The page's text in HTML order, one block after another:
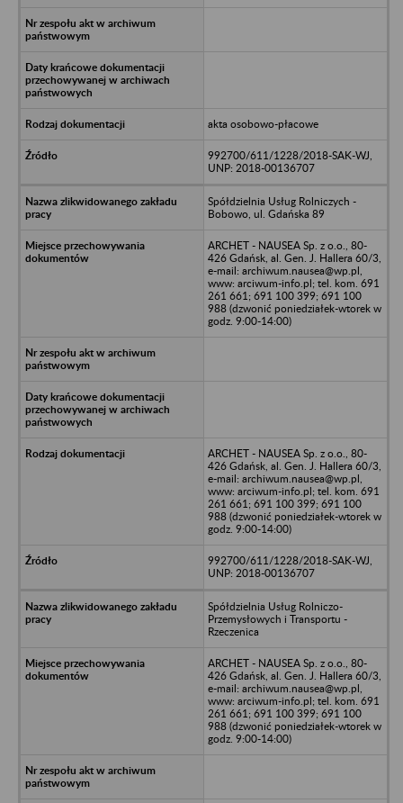
akta osobowo-płacowe
992700/611/1228/2018-SAK-WJ,
UNP: 2018-00136707
Spółdzielnia Usług Rolniczych -
Bobowo, ul. Gdańska 89
ARCHET - NAUSEA Sp. z o.o., 80-
426 Gdańsk, al. Gen. J. Hallera 60/3,
e-mail: archiwum.nausea@wp.pl,
www: arciwum-info.pl; tel. kom. 691
261 661; 691 100 399; 691 100
988 (dzwonić poniedziałek-wtorek w
godz. 9:00-14:00)
ARCHET - NAUSEA Sp. z o.o., 80-
426 Gdańsk, al. Gen. J. Hallera 60/3,
e-mail: archiwum.nausea@wp.pl,
www: arciwum-info.pl; tel. kom. 691
261 661; 691 100 399; 691 100
988 (dzwonić poniedziałek-wtorek w
godz. 9:00-14:00)
992700/611/1228/2018-SAK-WJ,
UNP: 2018-00136707
Spółdzielnia Usług Rolniczo-
Przemysłowych i Transportu -
Rzeczenica
ARCHET - NAUSEA Sp. z o.o., 80-
426 Gdańsk, al. Gen. J. Hallera 60/3,
e-mail: archiwum.nausea@wp.pl,
www: arciwum-info.pl; tel. kom. 691
261 661; 691 100 399; 691 100
988 (dzwonić poniedziałek-wtorek w
godz. 9:00-14:00)